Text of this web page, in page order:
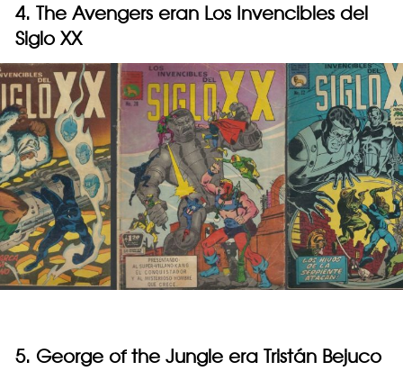
4. The Avengers eran Los Invencibles del
Siglo XX
5. George of the Jungle era Tristán Bejuco